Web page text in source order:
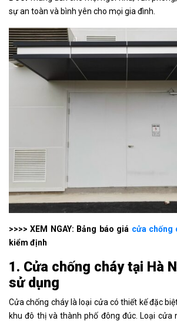
sự an toàn và bình yên cho mọi gia đình.
>>>> XEM NGAY: Bảng báo giá cửa chống
kiểm định
1. Cửa chống cháy tại Hà
sử dụng
Cửa chống cháy là loại cửa có thiết kế đặc
khu đô thị và thành phố đông đúc. Loại cửa